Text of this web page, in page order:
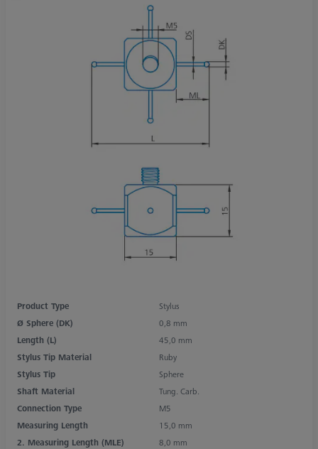
Product Type
Stylus
Ø Sphere (DK)
0,8 mm
Length (L)
45,0 mm
Stylus Tip Material
Ruby
Stylus Tip
Sphere
Shaft Material
Tung. Carb.
Connection Type
M5
Measuring Length
15,0 mm
2. Measuring Length (MLE)
8,0 mm